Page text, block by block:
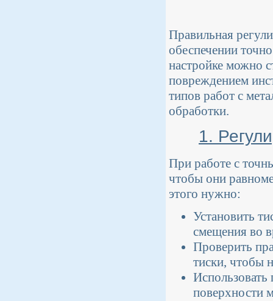
Правильная
обеспечении
настройке можно
повреждением
типов работ с
обработки.
1.
При работе с
чтобы они
этого нужно:
Установить
смещения во
Проверить
тиски, чтобы
поверхности